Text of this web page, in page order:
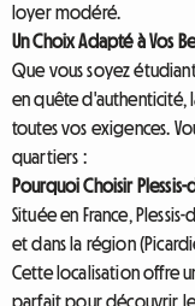
loyer modéré.
Un Choix Adapté à Vos
Que vous soyez
en quête d'authenticité,
toutes vos exigences.
quartiers :
Pourquoi Choisir
Située en France,
et dans la région
Cette localisation offre
parfait pour découvrir